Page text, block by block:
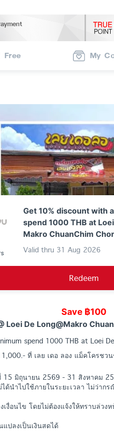
Free My
Get 10% discount with
spend 1000 THB at Loei De Long
Makro ChuanChim
Valid thru 31 Aug 2026
Redeem
Save ฿100
Loei De Long@Makro
spend 1000 THB at Loei
ที่ เลย เดอ ลอง แม็คโครชว
15 มิถุนายน 2569 - 31 สิงหาคม
นำไปใช้ภายในระยะเวลา ไม่ว่าก
งื่อนไข โดยไม่ต้องแจ้งให้ทราบล่วง
ปลงเป็นเงินสดได้